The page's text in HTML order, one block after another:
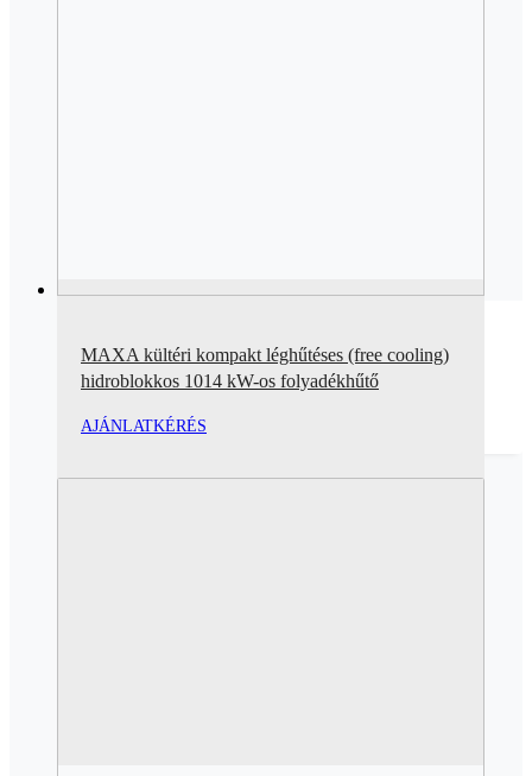
MAXA kültéri kompakt léghűtéses (free cooling)
hidroblokkos 1014 kW-os folyadékhűtő
AJÁNLATKÉRÉS